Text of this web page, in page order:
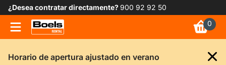
¿Desea contratar directamente?900 92 92 50
0
Horario de apertura ajustado en verano